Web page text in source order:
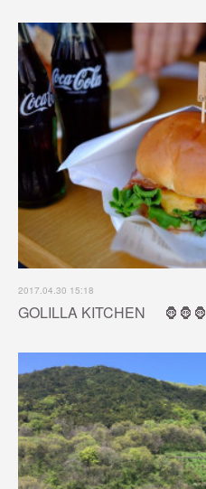
2017.04.30 15:18
GOLILLA KITCHEN 🦍🦍🦍